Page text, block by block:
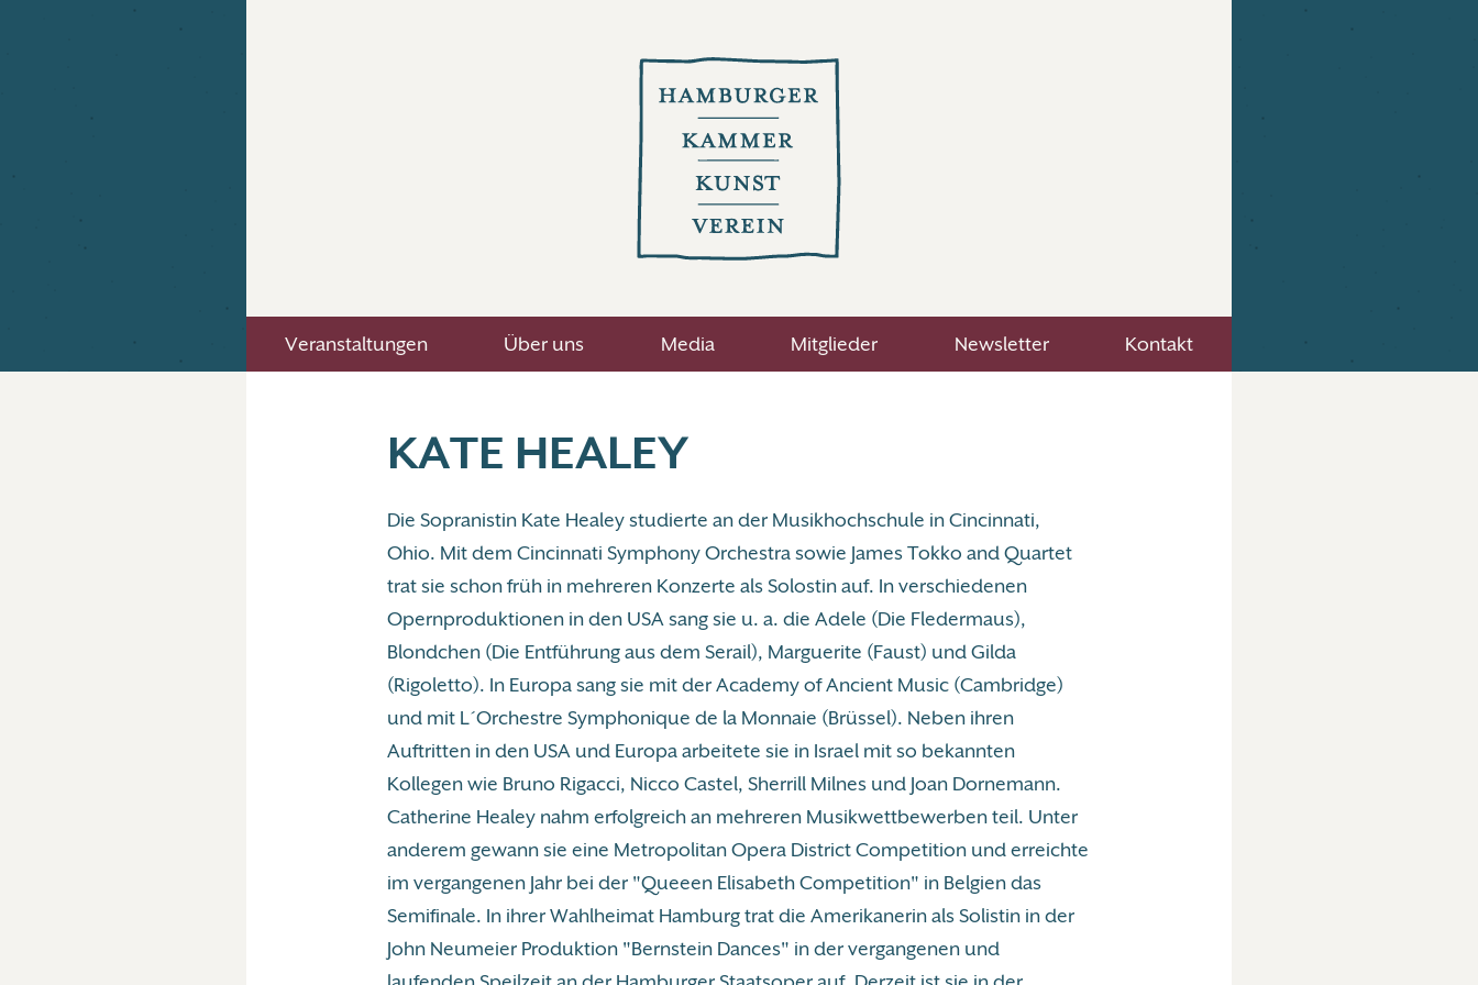
Veranstaltungen Über uns Media Mitglieder Newsletter Kontakt
KATE HEALEY
Die Sopranistin Kate Healey studierte an der Musikhochschule in Cincinnati,
Ohio. Mit dem Cincinnati Symphony Orchestra sowie James Tokko and Quartet
trat sie schon früh in mehreren Konzerte als Solostin auf. In verschiedenen
Opernproduktionen in den USA sang sie u. a. die Adele (Die Fledermaus),
Blondchen (Die Entführung aus dem Serail), Marguerite (Faust) und Gilda
(Rigoletto). In Europa sang sie mit der Academy of Ancient Music (Cambridge)
und mit L´Orchestre Symphonique de la Monnaie (Brüssel). Neben ihren
Auftritten in den USA und Europa arbeitete sie in Israel mit so bekannten
Kollegen wie Bruno Rigacci, Nicco Castel, Sherrill Milnes und Joan Dornemann.
Catherine Healey nahm erfolgreich an mehreren Musikwettbewerben teil. Unter
anderem gewann sie eine Metropolitan Opera District Competition und erreichte
im vergangenen Jahr bei der "Queeen Elisabeth Competition" in Belgien das
Semifinale. In ihrer Wahlheimat Hamburg trat die Amerikanerin als Solistin in der
John Neumeier Produktion "Bernstein Dances" in der vergangenen und